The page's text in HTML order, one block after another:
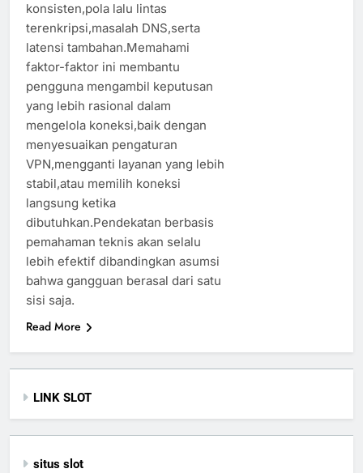
konsisten,pola lalu lintas
terenkripsi,masalah DNS,serta
latensi tambahan.Memahami
faktor-faktor ini membantu
pengguna mengambil keputusan
yang lebih rasional dalam
mengelola koneksi,baik dengan
menyesuaikan pengaturan
VPN,mengganti layanan yang lebih
stabil,atau memilih koneksi
langsung ketika
dibutuhkan.Pendekatan berbasis
pemahaman teknis akan selalu
lebih efektif dibandingkan asumsi
bahwa gangguan berasal dari satu
sisi saja.
Read More
LINK SLOT
situs slot